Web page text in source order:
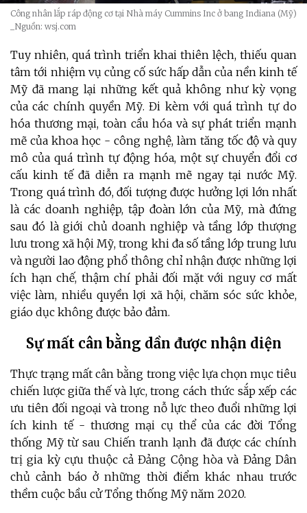
Công nhân lắp ráp động cơ tại Nhà máy Cummins Inc ở bang Indiana (Mỹ)
_Nguồn: wsj.com
Tuy nhiên, quá trình triển khai thiên lệch, thiếu quan
tâm tới nhiệm vụ củng cố sức hấp dẫn của nền kinh tế
Mỹ đã mang lại những kết quả không như kỳ vọng
của các chính quyền Mỹ. Đi kèm với quá trình tự do
hóa thương mại, toàn cầu hóa và sự phát triển mạnh
mẽ của khoa học - công nghệ, làm tăng tốc độ và quy
mô của quá trình tự động hóa, một sự chuyển đổi cơ
cấu kinh tế đã diễn ra mạnh mẽ ngay tại nước Mỹ.
Trong quá trình đó, đối tượng được hưởng lợi lớn nhất
là các doanh nghiệp, tập đoàn lớn của Mỹ, mà đứng
sau đó là giới chủ doanh nghiệp và tầng lớp thượng
lưu trong xã hội Mỹ, trong khi đa số tầng lớp trung lưu
và người lao động phổ thông chỉ nhận được những lợi
ích hạn chế, thậm chí phải đối mặt với nguy cơ mất
việc làm, nhiều quyền lợi xã hội, chăm sóc sức khỏe,
giáo dục không được bảo đảm.
Sự mất cân bằng dần được nhận diện
Thực trạng mất cân bằng trong việc lựa chọn mục tiêu
chiến lược giữa thế và lực, trong cách thức sắp xếp các
ưu tiên đối ngoại và trong nỗ lực theo đuổi những lợi
ích kinh tế - thương mại cụ thể của các đời Tổng
thống Mỹ từ sau Chiến tranh lạnh đã được các chính
trị gia kỳ cựu thuộc cả Đảng Cộng hòa và Đảng Dân
chủ cảnh báo ở những thời điểm khác nhau trước
thềm cuộc bầu cử Tổng thống Mỹ năm 2020.